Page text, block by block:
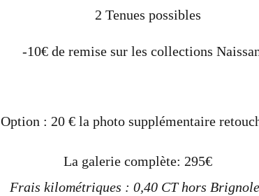
2 Tenues possibles
-10€ de remise sur les collections
Option : 20 € la photo supplémentaire
La galerie complète: 295€
Frais kilométriques : 0,40 CT hors